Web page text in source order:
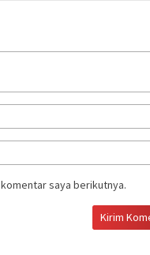
saya berikutnya.